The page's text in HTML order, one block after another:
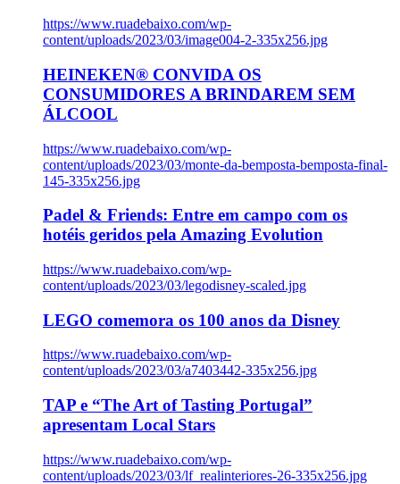
https://www.ruadebaixo.com/wp-
content/uploads/2023/03/image004-2-335x256.jpg
HEINEKEN® CONVIDA OS
CONSUMIDORES A BRINDAREM SEM
ÁLCOOL
https://www.ruadebaixo.com/wp-
content/uploads/2023/03/monte-da-bemposta-bemposta-final-
145-335x256.jpg
Padel & Friends: Entre em campo com os
hotéis geridos pela Amazing Evolution
https://www.ruadebaixo.com/wp-
content/uploads/2023/03/legodisney-scaled.jpg
LEGO comemora os 100 anos da Disney
https://www.ruadebaixo.com/wp-
content/uploads/2023/03/a7403442-335x256.jpg
TAP e “The Art of Tasting Portugal”
apresentam Local Stars
https://www.ruadebaixo.com/wp-
content/uploads/2023/03/lf_realinteriores-26-335x256.jpg